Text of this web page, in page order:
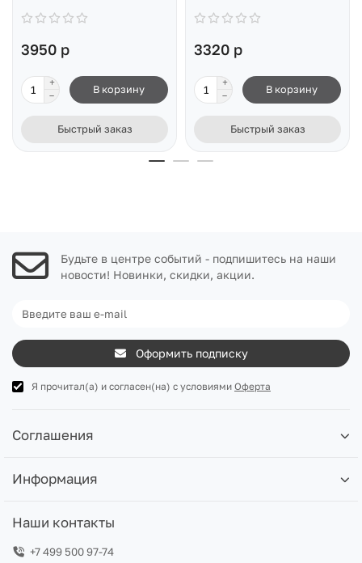
3950 р
В корзину
Быстрый заказ
3320 р
В корзину
Быстрый заказ
Будьте в центре событий - подпишитесь на наши
новости! Новинки, скидки, акции.
Оформить подписку
Я прочитал(а) и согласен(на) с условиями Оферта
Соглашения
Информация
Наши контакты
+7 499 500 97-74